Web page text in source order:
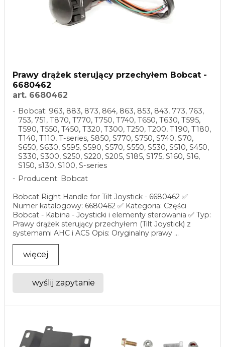
Prawy drążek sterujący przechyłem Bobcat -
6680462
art. 6680462
Bobcat: 963, 883, 873, 864, 863, 853, 843, 773, 763,
753, 751, T870, T770, T750, T740, T650, T630, T595,
T590, T550, T450, T320, T300, T250, T200, T190, T180,
T140, T110, T-series, S850, S770, S750, S740, S70,
S650, S630, S595, S590, S570, S550, S530, S510, S450,
S330, S300, S250, S220, S205, S185, S175, S160, S16,
S150, s130, S100, S-series
Producent: Bobcat
Bobcat Right Handle for Tilt Joystick - 6680462 ✅
Numer katalogowy: 6680462 ✅ Kategoria: Części
Bobcat - Kabina - Joysticki i elementy sterowania ✅ Typ:
Prawy drążek sterujący przechyłem (Tilt Joystick) z
systemami AHC i ACS Opis: Oryginalny prawy ...
więcej
wyślij zapytanie